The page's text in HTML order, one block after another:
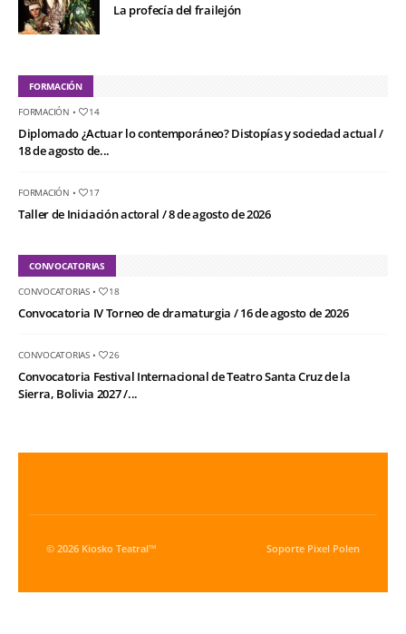
La profecía del frailejón
FORMACIÓN
FORMACIÓN • 14
Diplomado ¿Actuar lo contemporáneo? Distopías y sociedad actual /
18 de agosto de...
FORMACIÓN • 17
Taller de Iniciación actoral / 8 de agosto de 2026
CONVOCATORIAS
CONVOCATORIAS• 18
Convocatoria IV Torneo de dramaturgia / 16 de agosto de 2026
CONVOCATORIAS• 26
Convocatoria Festival Internacional de Teatro Santa Cruz de la
Sierra, Bolivia 2027 /...
© 2026 Kiosko Teatral™ Soporte Pixel Polen